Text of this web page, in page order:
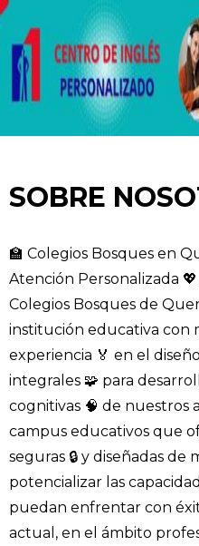
SOBRE
🏫 Colegios Bosques en
Atención Personalizada
Colegios Bosques de
institución educativa con
experiencia 🏅 en el
integrales 🧩 para
cognitivas 🧠 de nuestros
campus educativos que
seguras 🔒 y diseñadas de
potencializar las
puedan enfrentar con
actual, en el ámbito